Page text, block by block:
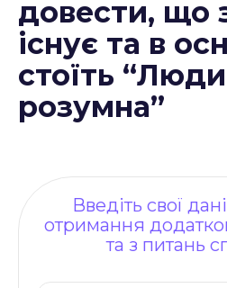
довести, що
існує та в
стоїть
розумна”
Введіть свої
отримання
та з питань